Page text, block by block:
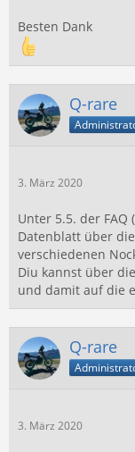
Besten Dank
Q-rare
3. März 2020
Unter 5.5. der
Datenblatt über
verschiedenen
Diu kannst über
und damit auf die
Q-rare
3. März 2020